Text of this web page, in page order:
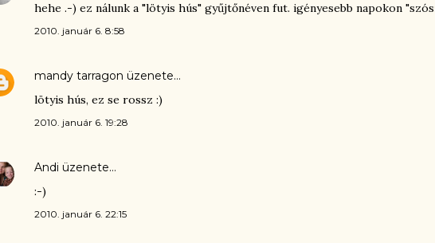
hehe .-) ez nálunk a "lötyis hús" gyűjtőnéven fut. igényesebb napokon
2010. január 6. 8:58
mandy tarragon üzenete…
lötyis hús, ez se rossz :)
2010. január 6. 19:28
Andi üzenete…
:-)
2010. január 6. 22:15